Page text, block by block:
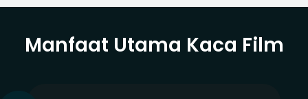
Manfaat Utama Kaca Film